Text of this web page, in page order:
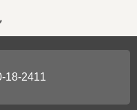
18-2411